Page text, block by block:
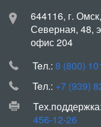
644116, г.
Северная, 48,
офис 204
Teл.: 8 (800)
Teл.: +7 (939)
Тех.поддержка:
456-12-26